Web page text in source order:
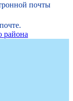
почты
района